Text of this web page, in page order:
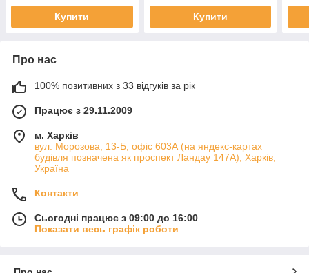
Купити Купити
Про нас
100% позитивних з 33 відгуків за рік
Працює з 29.11.2009
м. Харків
вул. Морозова, 13-Б, офіс 603А (на яндекс-картах
будівля позначена як проспект Ландау 147А), Харків,
Україна
Контакти
Сьогодні працює з 09:00 до 16:00
Показати весь графік роботи